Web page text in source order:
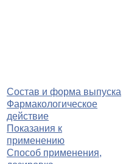
Состав и форма выпуска
Фармакологическое
действие
Показания к
применению
Способ применения,